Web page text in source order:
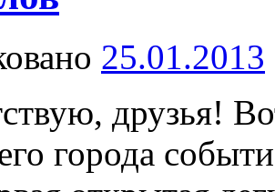
25.01.2013
друзья!
города